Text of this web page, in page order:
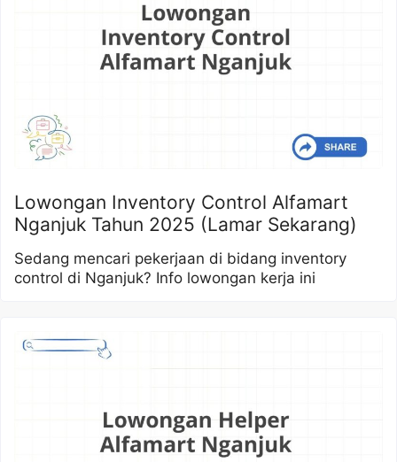
Lowongan Inventory Control Alfamart
Nganjuk Tahun 2025 (Lamar Sekarang)
Sedang mencari pekerjaan di bidang inventory
control di Nganjuk? Info lowongan kerja ini